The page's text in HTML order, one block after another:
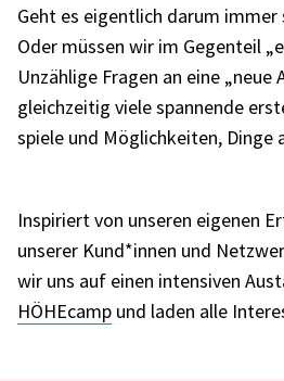
Geht es eigent­lich darum immer
Oder müssen wir im Gegen­teil
Unzäh­lige Fragen an eine „neue
gleich­zei­tig viele span­nende
spiele und Möglich­kei­ten, Dinge
Inspi­riert von unse­ren eige­nen
unse­rer Kund*innen und
wir uns auf einen inten­si­ven
HÖ­HE­camp und laden alle